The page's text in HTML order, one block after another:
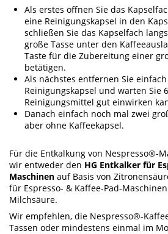
Als erstes öffnen Sie das
eine Reinigungskapsel in den
schließen Sie das Kapselfach
große Tasse unter den
Taste für die Zubereitung einer
betätigen.
Als nächstes entfernen Sie
Reinigungskapsel und warten Sie
Reinigungsmittel gut einwirken
Danach einfach noch mal zwei
aber ohne Kaffeekapsel.
Für die Entkalkung von Nespresso®-
wir entweder den HG Entkalker für
Maschinen auf Basis von
für Espresso- & Kaffee-Pad-
Milchsäure.
Wir empfehlen, die Nespresso®-
Tassen oder mindestens einmal im